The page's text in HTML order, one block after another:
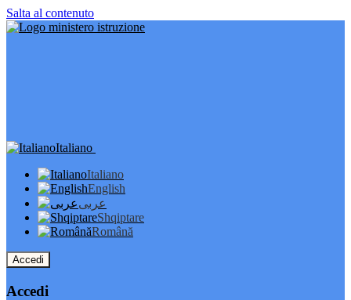
Salta al contenuto
Italiano
Italiano
English
عربى
Shqiptare
Română
Accedi
Accedi